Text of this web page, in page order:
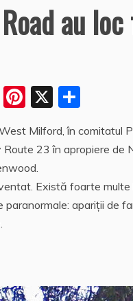
au
W
at
Pi
er
e
st
X
rt
aj
e
a
Milford, în comitatul
23 în apropiere
Există foarte
apariţii de